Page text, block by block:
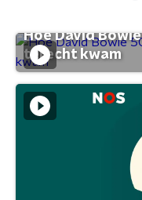
Hoe David
terecht kwam